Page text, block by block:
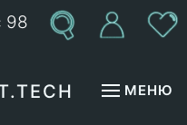
98
МЕНЮ